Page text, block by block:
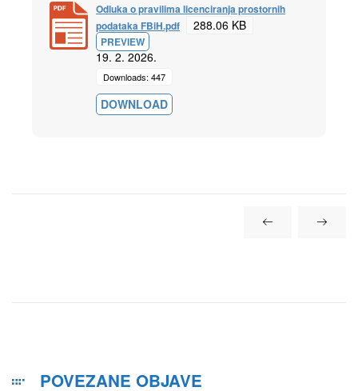
Odluka o pravilima licenciranja prostornih
podataka FBiH.pdf
288.06 KB
PREVIEW
19. 2. 2026.
Downloads: 447
DOWNLOAD
POVEZANE OBJAVE